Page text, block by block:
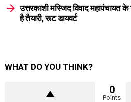
उत्तरकाशी मस्जिद विवाद महापंचायत
है तैयारी, रूट डायवर्ट
WHAT DO YOU THINK?
0
Points